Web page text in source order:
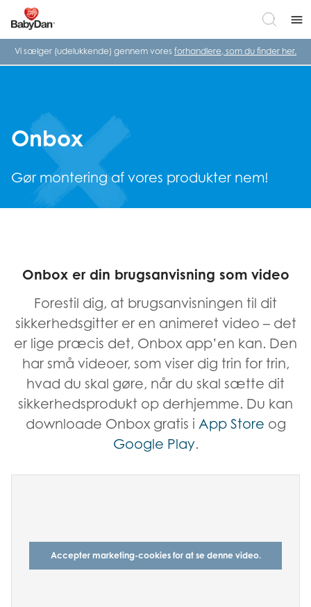
menu
Vi sælger (udelukkende) gennem vores forhandlere, som du finder her.
Onbox
Gør montering af vores produkter nem!
Onbox er din brugsanvisning som video
Forestil dig, at brugsanvisningen til dit
sikkerhedsgitter er en animeret video – det
er lige præcis det, Onbox app’en kan. Den
har små videoer, som viser dig trin for trin,
hvad du skal gøre, når du skal sætte dit
sikkerhedsprodukt op derhjemme. Du kan
downloade Onbox gratis i App Store og
Google Play.
Accepter marketing-cookies for at se denne video.